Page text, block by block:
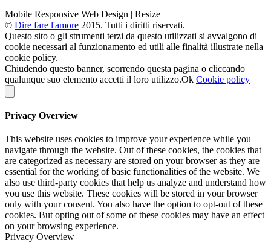
Mobile Responsive Web Design | Resize
© Dire fare l'amore 2015. Tutti i diritti riservati.
Questo sito o gli strumenti terzi da questo utilizzati si avvalgono di
cookie necessari al funzionamento ed utili alle finalità illustrate nella
cookie policy.
Chiudendo questo banner, scorrendo questa pagina o cliccando
qualunque suo elemento accetti il loro utilizzo.Ok Cookie policy
Privacy Overview
This website uses cookies to improve your experience while you
navigate through the website. Out of these cookies, the cookies that
are categorized as necessary are stored on your browser as they are
essential for the working of basic functionalities of the website. We
also use third-party cookies that help us analyze and understand how
you use this website. These cookies will be stored in your browser
only with your consent. You also have the option to opt-out of these
cookies. But opting out of some of these cookies may have an effect
on your browsing experience.
Privacy Overview